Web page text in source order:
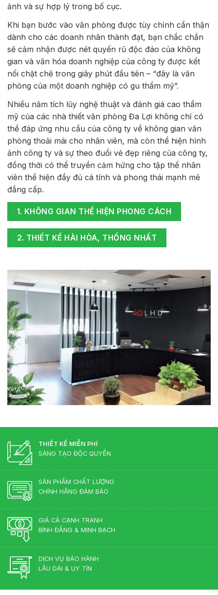
ảnh và sự hợp lý trong bố cục.
Khi bạn bước vào văn phòng được tùy chỉnh cẩn thận
dành cho các doanh nhân thành đạt, bạn chắc chắn
sẽ cảm nhận được nét quyến rũ độc đáo của không
gian và văn hóa doanh nghiệp của công ty được kết
nối chặt chẽ trong giây phút đầu tiên – “đây là văn
phòng của một doanh nghiệp có gu thẩm mỹ”.
Nhiều năm tích lũy nghệ thuật và đánh giá cao thẩm
mỹ của các nhà thiết văn phòng Đa Lợi không chỉ có
thể đáp ứng nhu cầu của công ty về không gian văn
phòng thoải mái cho nhân viên, mà còn thể hiện hình
ảnh công ty và sự theo đuổi vẻ đẹp riêng của công ty,
đồng thời có thể truyền cảm hứng cho tập thể nhân
viên thể hiện đầy đủ cá tính và phong thái mạnh mẽ
đẳng cấp.
1. KHÔNG GIAN THỂ HIỆN PHONG CÁCH
2. THIẾT KẾ HÀI HÒA, THỐNG NHẤT
THIẾT KẾ MIỄN PHÍ
SÁNG TẠO ĐỘC QUYỀN
SẢN PHẨM CHẤT LƯỢNG
CHÍNH HÃNG ĐẢM BẢO
GIÁ CẢ CẠNH TRANH
BÌNH ĐẲNG & MINH BẠCH
DỊCH VỤ BẢO HÀNH
LÂU DÀI & UY TÍN